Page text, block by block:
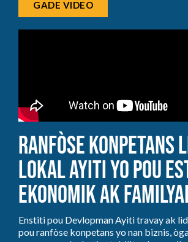
GADE VIDEO
Ranfòse Konpetans
Lokal Ayiti yo pou
Ekonomik ak
Enstiti pou Devlopman Ayiti travay ak
pou ranfòse konpetans yo nan biznis,